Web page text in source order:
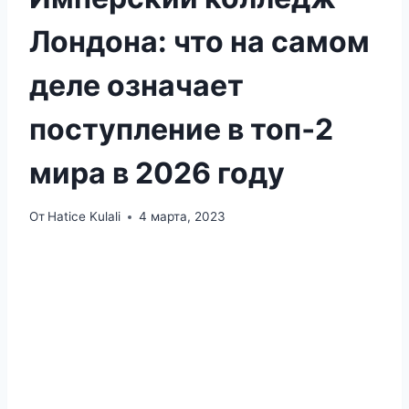
Лондона: что на самом
деле означает
поступление в топ‑2
мира в 2026 году
От Hatice Kulali 4 марта, 2023